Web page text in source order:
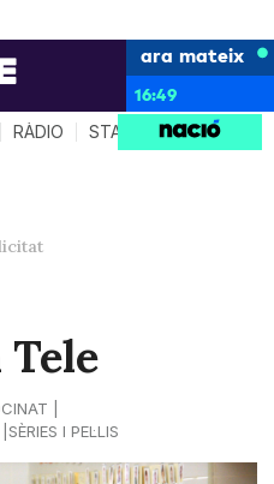
ara mateix
16:49
RÀDIO STAR SYSTEM
Tele
SÈRIES I PEL·LIS